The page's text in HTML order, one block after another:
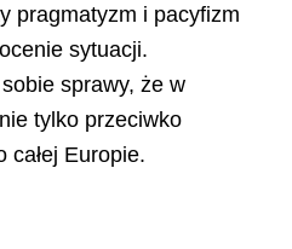
pragmatyzm i pacyfizm
sytuacji.
sprawy, że w
tylko przeciwko
całej Europie.